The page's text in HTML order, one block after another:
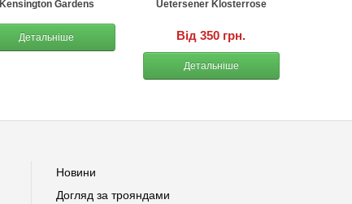
Kensington Gardens
Детальніше
Uetersener Klosterrose
Від 350 грн.
Детальніше
Новини
Догляд за трояндами